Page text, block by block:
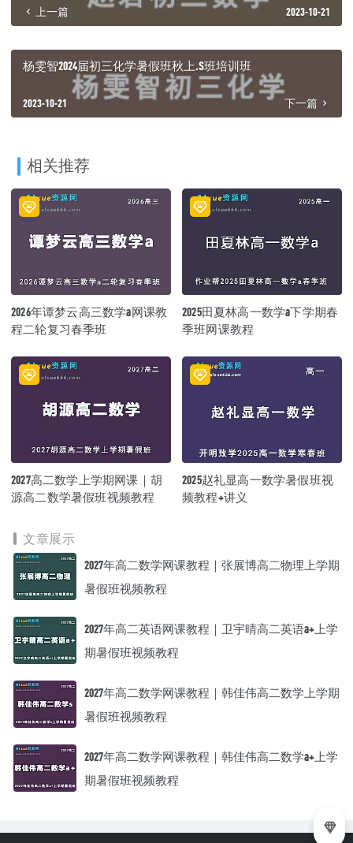
上一篇 2023-10-21
杨雯智2024届初三化学暑假班秋上.S班培训班
2023-10-21 下一篇
相关推荐
2026年谭梦云高三数学a网课教
程二轮复习春季班
2025田夏林高一数学a下学期春
季班网课教程
2027高二数学上学期网课｜胡
源高二数学暑假班视频教程
2025赵礼显高一数学暑假班视
频教程+讲义
文章展示
2027年高二数学网课教程｜张展博高二物理上学期
暑假班视频教程
2027年高二英语网课教程｜卫宇晴高二英语a+上学
期暑假班视频教程
2027年高二数学网课教程｜韩佳伟高二数学上学期
暑假班视频教程
2027年高二数学网课教程｜韩佳伟高二数学a+上学
期暑假班视频教程